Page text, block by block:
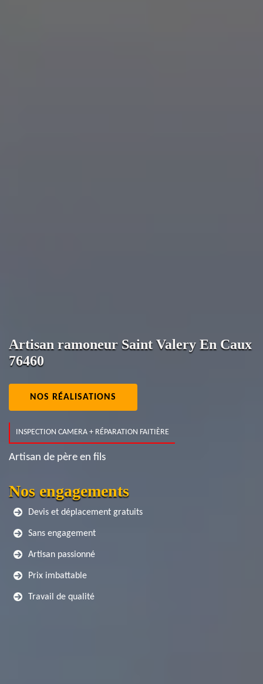
Artisan ramoneur Saint Valery En Caux
76460
NOS RÉALISATIONS
INSPECTION CAMERA + RÉPARATION FAITIÈRE
Artisan de père en fils
Nos engagements
Devis et déplacement gratuits
Sans engagement
Artisan passionné
Prix imbattable
Travail de qualité